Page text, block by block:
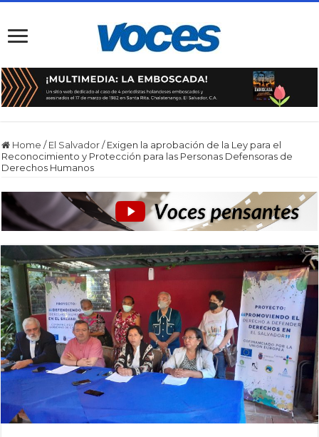
Home / El Salvador / Exigen la aprobación de la Ley para el
Reconocimiento y Protección para las Personas Defensoras de
Derechos Humanos